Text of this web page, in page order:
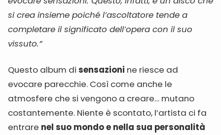
si crea insieme poiché l’ascoltatore tende a
completare il significato dell’opera con il suo
vissuto.”
Questo album di sensazioni ne riesce ad
evocare parecchie. Così come anche le
atmosfere che si vengono a creare… mutano
costantemente. Niente è scontato, l’artista ci fa
entrare nel suo mondo e nella sua personalità